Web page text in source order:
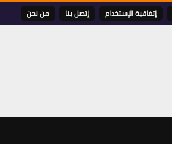
إتفاقية الإستخدام إتصل بنا من نحن